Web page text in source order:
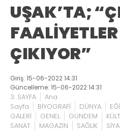
UŞAK’TA;
ÇIKIYOR”
Giriş: 15-06-2022 14:31
Güncelleme: 15-06-2022 14:31
3. SAYFA
Ana
Sayfa
BİYOGRAFİ DÜNYA
GALERİ
GENEL GÜNDEM
SANAT
MAGAZİN SAĞLIK